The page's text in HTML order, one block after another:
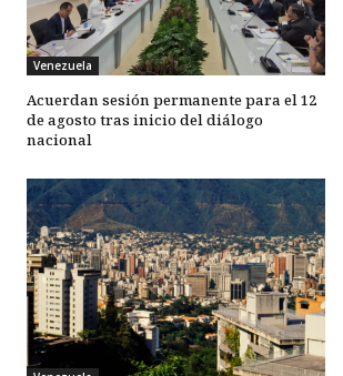
Venezuela
Acuerdan sesión permanente para el 12
de agosto tras inicio del diálogo
nacional